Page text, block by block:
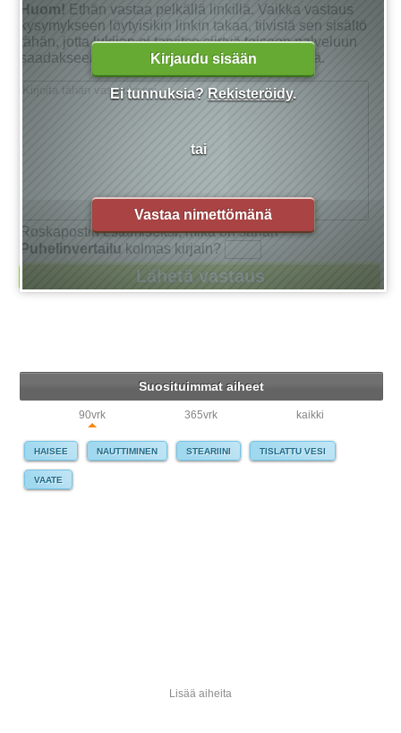
Kirjaudu sisään
Ei tunnuksia? Rekisteröidy.
tai
Vastaa nimettömänä
Huom! Ethän vastaa pelkällä linkillä. Vaikka vastaus
kysymykseen löytyisikin linkin takaa, tiivistä sen sisältö
tähän, jotta lukijan ei tarvitse siirtyä toiseen palveluun
saadakseen tarkan vastauksen kysymykseensä.
Roskapostin estämiseksi, mikä on sanan
Puhelinvertailu kolmas kirjain?
Suosituimmat aiheet
90vrk 365vrk kaikki
HAISEE NAUTTIMINEN STEARIINI TISLATTU VESI
VAATE
Lisää aiheita